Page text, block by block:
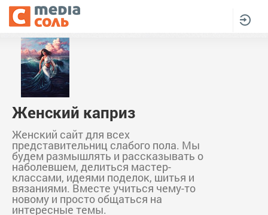
Женский каприз
Женский сайт для всех
представительниц слабого пола. Мы
будем размышлять и рассказывать о
наболевшем, делиться мастер-
классами, идеями поделок, шитья и
вязаниями. Вместе учиться чему-то
новому и просто общаться на
интересные темы.